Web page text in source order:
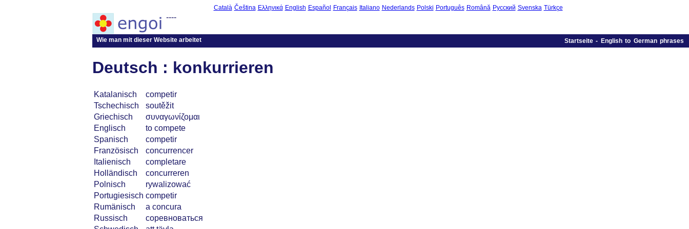
Català Čeština Ελληνικά English Español Français Italiano Nederlands Polski Português Română Русский Svenska Türkçe
----
Wie man mit dieser Website arbeitet Startseite- English to German phrases
Deutsch : konkurrieren
Katalanisch
competir
Tschechisch
soutěžit
Griechisch
συναγωνίζομαι
Englisch
to compete
Spanisch
competir
Französisch
concurrencer
Italienisch
completare
Holländisch
concurreren
Polnisch
rywalizować
Portugiesisch competir
Rumänisch
a concura
Russisch
соревноваться